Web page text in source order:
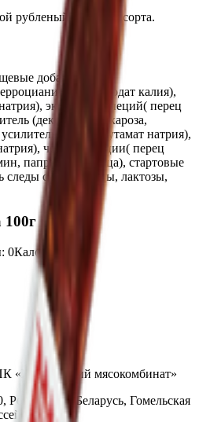
рубленый высшего сорта.
добавки: соль(
калия; йодат калия),
экстракты специй( перец
(декстроза), сахароза,
вкуса( глутамат натрия),
чеснок, специи( перец
паприка, горчица), стартовые
следы сои, горчицы, лактозы,
100г
: 0Калории
мясокомбинат»
Республика Беларусь, Гомельская
133